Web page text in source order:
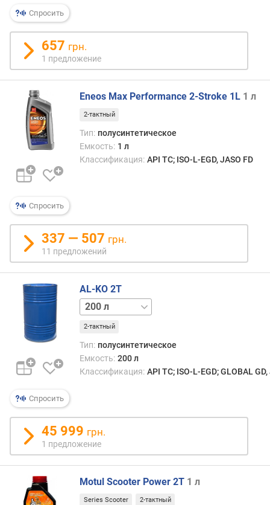
т
в
е
т
с
т
в
и
е
с
т
н
д
р
м
A
S
O
Спросить
657 грн.
1 предложение
Спросить
Eneos Max Performance 2-Stroke 1L 1 л
2-тактный
Тип: полусинтетическое
Емкость: 1 л
Классификация: API TC; ISO-L-EGD, JASO FD
337 — 507 грн.
11 предложений
Спросить
AL-KO 2T
1 л
2-тактный
Тип: полусинтетическое
Емкость: 200 л
Классификация: API TC; ISO-L-EGD; GLOBAL GD,
45 999 грн.
1 предложение
Motul Scooter Power 2T 1 л
Series Scooter 2-тактный